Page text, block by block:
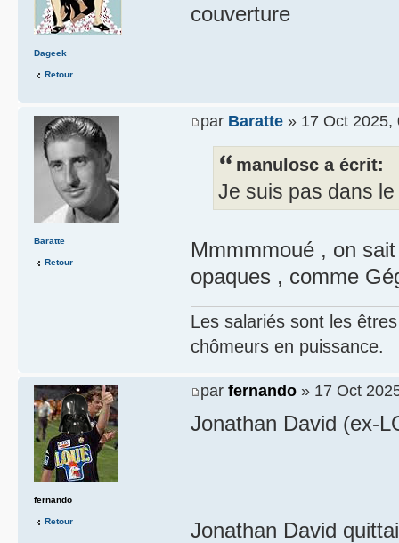
couverture
Dageek
Retour
par Baratte » 17 Oct 2025,
manulosc a écrit:
Je suis pas dans
Mmmmmoué , on
opaques , comme
Les salariés sont les
chômeurs en puissance.
Baratte
Retour
par fernando » 17 Oct
Jonathan David (ex-
Jonathan David
fernando
Retour